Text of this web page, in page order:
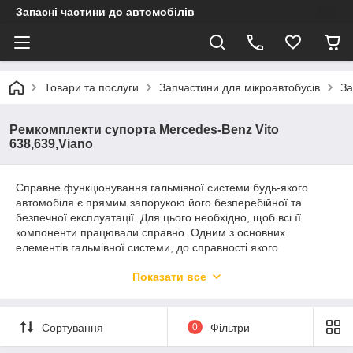
Запасні частини до автомобілів
Товари та послуги Запчастини для мікроавтобусів
Ремкомплекти супорта Mercedes-Benz Vito
638,639,Viano
Справне функціонування гальмівної системи будь-якого
автомобіля є прямим запорукою його безперебійної та
безпечної експлуатації. Для цього необхідно, щоб всі її
компоненти працювали справно. Одним з основних
елементів гальмівної системи, до справності якого
— він притискає гальмівні колодки до диска для виконання
усього періоду експлуатації транспортного засобу необхідно
проводити її своєчасне обслуговування. Зробити це можна за
Показати все
Сортування 0 Фільтри